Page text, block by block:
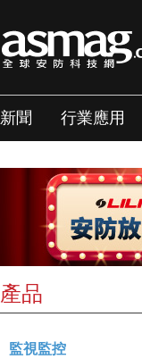
新聞 行業應用
產品
監視監控